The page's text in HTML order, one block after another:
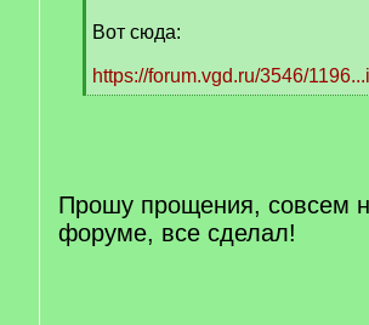
Вот сюда:
https://forum.vgd.ru/3546/
[
Прошу прощения, совсем
форуме, все сделал!